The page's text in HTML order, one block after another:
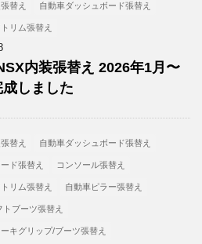
替え 自動車ダッシュボード張替え
リム張替え
内装張替え 2026年1月〜
しました
替え 自動車ダッシュボード張替え
ド張替え コンソール張替え
リム張替え 自動車ピラー張替え
トブーツ張替え
キグリップ/ブーツ張替え